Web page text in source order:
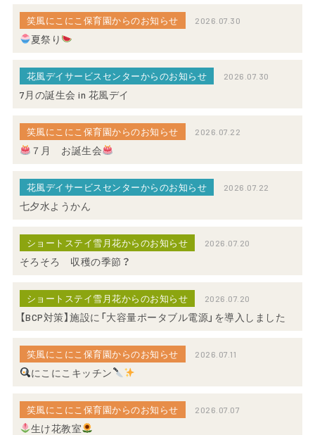
笑風にこにこ保育園からのお知らせ 2026.07.30
夏祭り
花風デイサービスセンターからのお知らせ 2026.07.30
7月の誕生会 in 花風デイ
笑風にこにこ保育園からのお知らせ 2026.07.22
７月 お誕生会
花風デイサービスセンターからのお知らせ 2026.07.22
七夕水ようかん
ショートステイ雪月花からのお知らせ 2026.07.20
そろそろ 収穫の季節？
ショートステイ雪月花からのお知らせ 2026.07.20
【BCP対策】施設に「大容量ポータブル電源」を導入しました
笑風にこにこ保育園からのお知らせ 2026.07.11
にこにこキッチン
笑風にこにこ保育園からのお知らせ 2026.07.07
生け花教室